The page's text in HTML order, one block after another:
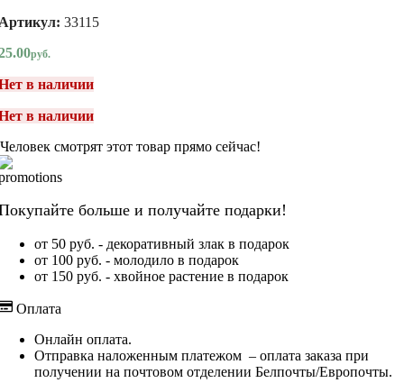
33115
руб.
в наличии
в наличии
Человек смотрят этот товар прямо сейчас!
больше и получайте подарки!
от 50 руб. - декоративный злак в подарок
от 100 руб. - молодило в подарок
от 150 руб. - хвойное растение в подарок
Оплата
Онлайн оплата.
Отправка наложенным платежом – оплата заказа при
получении на почтовом отделении Белпочты/Европочты.